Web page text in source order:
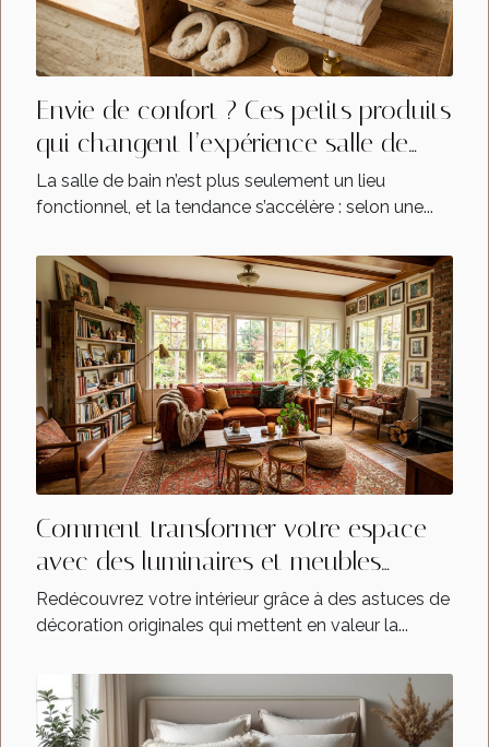
Envie de confort ? Ces petits produits
qui changent l’expérience salle de
bain
La salle de bain n’est plus seulement un lieu
fonctionnel, et la tendance s’accélère : selon une...
Comment transformer votre espace
avec des luminaires et meubles
uniques ?
Redécouvrez votre intérieur grâce à des astuces de
décoration originales qui mettent en valeur la...